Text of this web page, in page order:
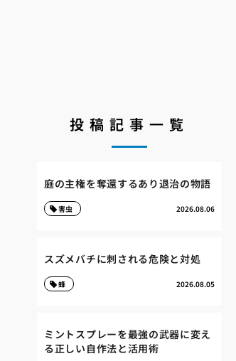
投稿記事一覧
庭の主権を奪還するあり退治の物語
2026.08.06
害虫
スズメバチに刺される危険と対処
2026.08.05
蜂
ミントスプレーを最強の武器に変え
る正しい自作法と活用術